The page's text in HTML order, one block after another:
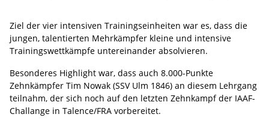
Ziel der vier intensiven Trainingseinheiten war es, dass die
jungen, talentierten Mehrkämpfer kleine und intensive
Trainingswettkämpfe untereinander absolvieren.
Besonderes Highlight war, dass auch 8.000-Punkte
Zehnkämpfer Tim Nowak (SSV Ulm 1846) an diesem Lehrgang
teilnahm, der sich noch auf den letzten Zehnkampf der IAAF-
Challange in Talence/FRA vorbereitet.